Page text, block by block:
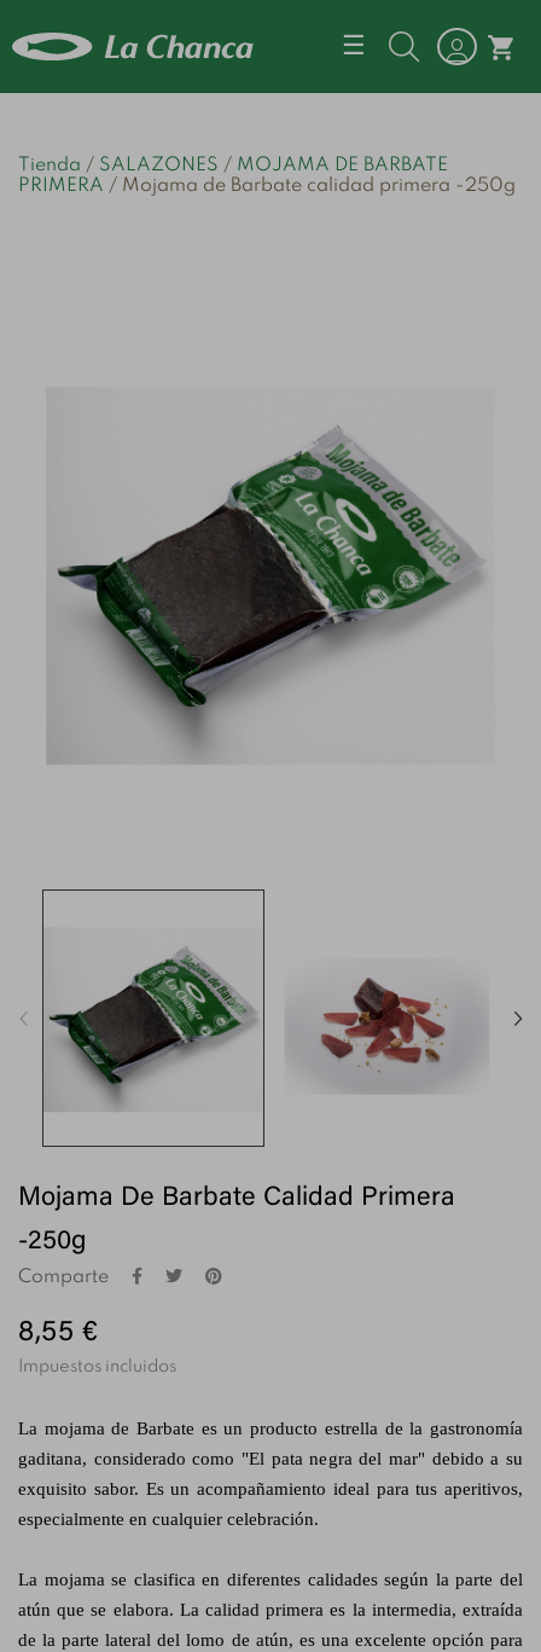
Navegación
☰ shopping_cart
Tienda SALAZONES
MOJAMA DE BARBATE
PRIMERA
Mojama de Barbate calidad primera -250g
Mojama De Barbate Calidad Primera
-250g
Comparte
8,55 €
Impuestos incluidos
La mojama de Barbate es un producto estrella de la gastronomía
gaditana, considerado como "El pata negra del mar" debido a su
exquisito sabor. Es un acompañamiento ideal para tus aperitivos,
especialmente en cualquier celebración.
La mojama se clasifica en diferentes calidades según la parte del
atún que se elabora. La calidad primera es la intermedia, extraída
de la parte lateral del lomo de atún, es una excelente opción para